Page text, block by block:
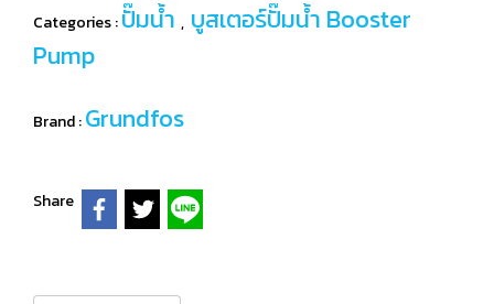
Categories :ปั๊มน้ำ , บูสเตอร์ปั๊มน้ำ Booster
Pump
Brand :Grundfos
Share